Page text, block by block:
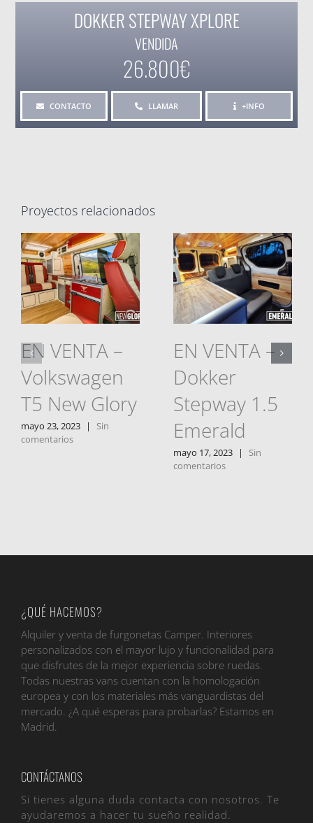
DOKKER STEPWAY XPLORE
VENDIDA
26.800€
CONTACTO LLAMAR +INFO
Proyectos relacionados
EN VENTA –
Volkswagen
T5 New Glory
mayo 23, 2023 |
Sin
comentarios
EN VENTA –
Dokker
Stepway 1.5
Emerald
mayo 17, 2023 |
Sin
comentarios
¿QUÉ HACEMOS?
Alquiler y venta de furgonetas Camper. Interiores
personalizados con el mayor lujo y funcionalidad para
que disfrutes de la mejor experiencia sobre ruedas.
Todas nuestras vans cuentan con la homologación
europea y con los materiales más vanguardistas del
mercado. ¿A qué esperas para probarlas? Estamos en
Madrid.
CONTÁCTANOS
Si tienes alguna duda contacta con nosotros. Te
ayudaremos a hacer tu sueño realidad.